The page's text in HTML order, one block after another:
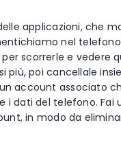
applicazioni, che
nel
scorrerle e vedere
più, poi cancellale
account associato
i dati del telefono. Fai
in modo da